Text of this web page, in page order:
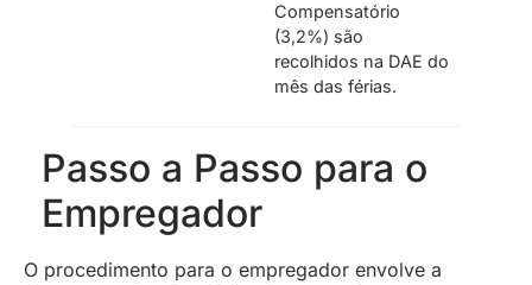
Compensatório
(3,2%) são
recolhidos na DAE do
mês das férias.
Passo a Passo para o
Empregador
O procedimento para o empregador envolve a